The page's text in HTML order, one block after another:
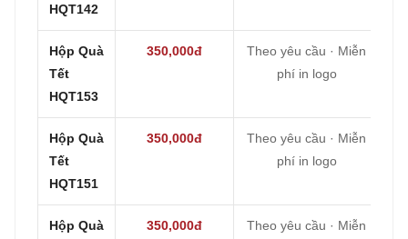
HQT142
Hộp Quà
Tết
HQT153
350,000đ
Theo yêu cầu · Miễn
phí in logo
Hộp Quà
Tết
HQT151
350,000đ
Theo yêu cầu · Miễn
phí in logo
Hộp Quà
350,000đ
Theo yêu cầu · Miễn